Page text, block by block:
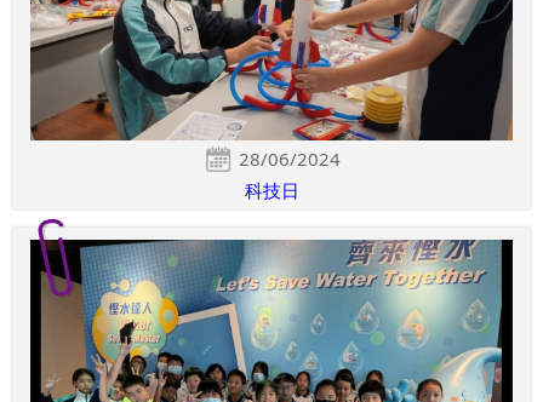
28/06/2024
科技日